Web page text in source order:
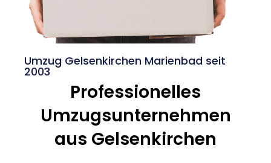
Umzug Gelsenkirchen Marienbad seit
2003
Professionelles
Umzugsunternehmen
aus Gelsenkirchen